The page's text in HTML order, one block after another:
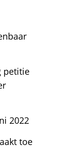
petitie
2022
toe